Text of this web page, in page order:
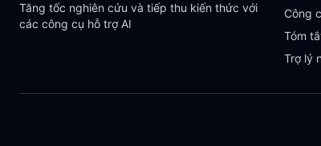
Tăng tốc nghiên cứu và tiếp thu kiến thức với
các công cụ hỗ trợ AI
Công
Tóm
Trợ lý